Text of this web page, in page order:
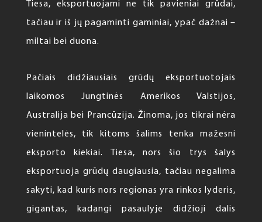
Tiesa, eksportuojami ne tik pavieniai grūdai,
tačiau ir iš jų pagaminti gaminiai, ypač dažnai –
miltai bei duona.
Pačiais didžiausiais grūdų eksportuotojais
laikomos Jungtinės Amerikos Valstijos,
Australija bei Prancūzija. Žinoma, jos tikrai nėra
vienintelės, tik kitoms šalims tenka mažesni
eksporto kiekiai. Tiesa, nors šio trys šalys
eksportuoja grūdų daugiausia, tačiau negalima
sakyti, kad kuris nors regionas yra rinkos lyderis,
gigantas, kadangi pasaulyje didžioji dalis